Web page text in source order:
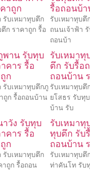
าถูก
รับเหมาทุบตึก
ก ราคาถูก รื้อ
รื้อถอนบ้า
รับเหมาทุบตึ
ถนนเจ้าฟ้า
ถอนบ้า
พาน รับทุบ
คาร รื้อ
ก
รับเหมาทุบตึกภู
ถูก รื้อถอนบ้าน
รับเหมาทุ
ตึก รับรื้อ
ถอนบ้าน
รับเหมาทุบตึ
ยโสธร รับทุ
บ้าน รับ
วัง รับทุบ
คาร รื้อ
ก
รับเหมาทุบตึก
ถูก รื้อถอน
รับเหมา
ทุบตึก รับ
ถอนบ้าน
รับเหมาทุบตึ
ท่าคันโท รับ